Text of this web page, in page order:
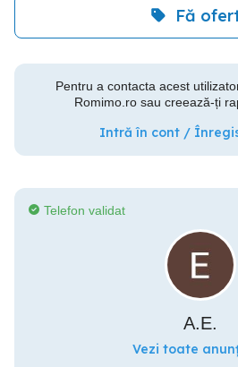
Fă
Pentru a contacta acest
Romimo.ro sau creează-ți
Intră în cont /
Telefon validat
A.E.
Vezi toate